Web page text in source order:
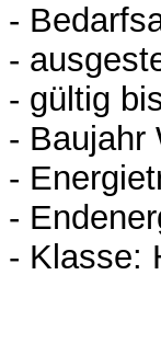
-
-
- gültig
- Baujahr
-
-
- Klasse: